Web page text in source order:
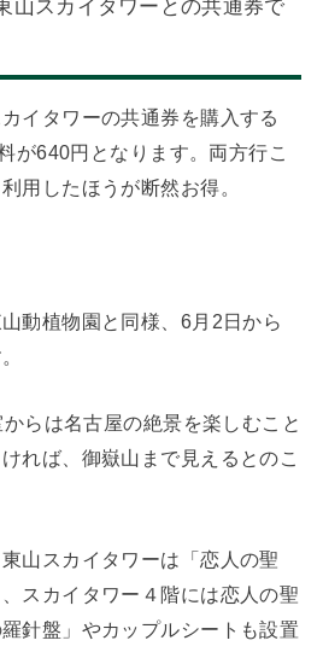
山スカイタワーとの共通券で
イタワーの共通券を購入する
が640円となります。両方行こ
用したほうが断然お得。
動植物園と同様、6月2日から
らは名古屋の絶景を楽しむこと
れば、御嶽山まで見えるとのこ
山スカイタワーは「恋人の聖
スカイタワー４階には恋人の聖
針盤」やカップルシートも設置